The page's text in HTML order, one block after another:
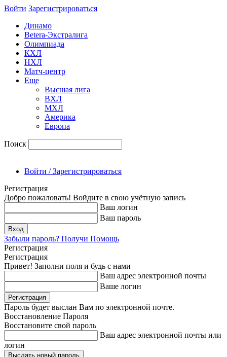
Войти Зарегиcтрироваться
Динамо
Betera-Экстралига
Олимпиада
КХЛ
НХЛ
Матч-центр
Еще
Высшая лига
ВХЛ
МХЛ
Америка
Европа
Поиск
Войти / Зарегистрироваться
Регистрация
Добро пожаловать! Войдите в свою учётную запись
Ваш логин
Ваш пароль
Забыли пароль? Получи Помощь
Регистрация
Регистрация
Привет! Заполни поля и будь с нами
Ваш адрес электронной почты
Ваше логин
Пароль будет выслан Вам по электронной почте.
Восстановление Пароля
Восстановите свой пароль
Ваш адрес электронной почты или
логин